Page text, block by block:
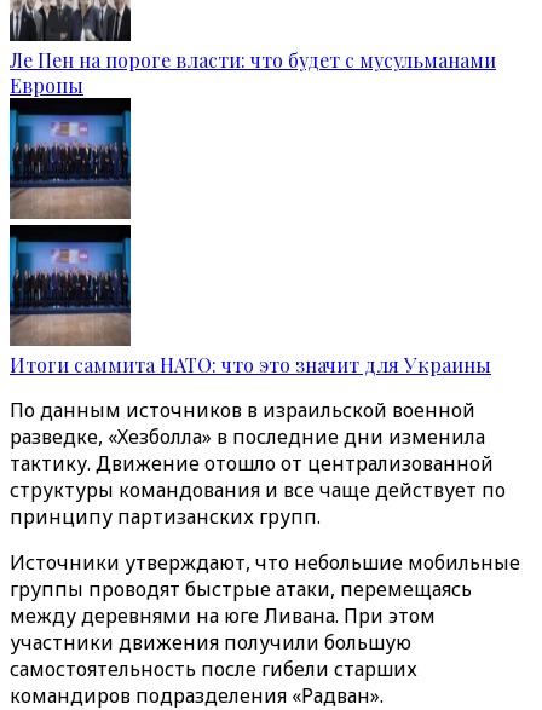
Ле Пен на пороге власти: что будет с мусульманами
Европы
Итоги саммита НАТО: что это значит для Украины
По данным источников в израильской военной
разведке, «Хезболла» в последние дни изменила
тактику. Движение отошло от централизованной
структуры командования и все чаще действует по
принципу партизанских групп.
Источники утверждают, что небольшие мобильные
группы проводят быстрые атаки, перемещаясь
между деревнями на юге Ливана. При этом
участники движения получили большую
самостоятельность после гибели старших
командиров подразделения «Радван».